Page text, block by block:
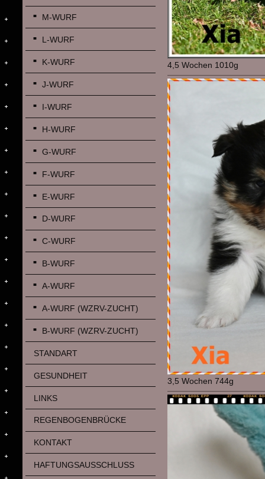
M-WURF
L-WURF
K-WURF
J-WURF
I-WURF
H-WURF
G-WURF
F-WURF
E-WURF
D-WURF
C-WURF
B-WURF
A-WURF
A-WURF (WZRV-ZUCHT)
B-WURF (WZRV-ZUCHT)
STANDART
GESUNDHEIT
LINKS
REGENBOGENBRÜCKE
KONTAKT
HAFTUNGSAUSSCHLUSS
4,5 Wochen 1010g
3,5 Wochen 744g